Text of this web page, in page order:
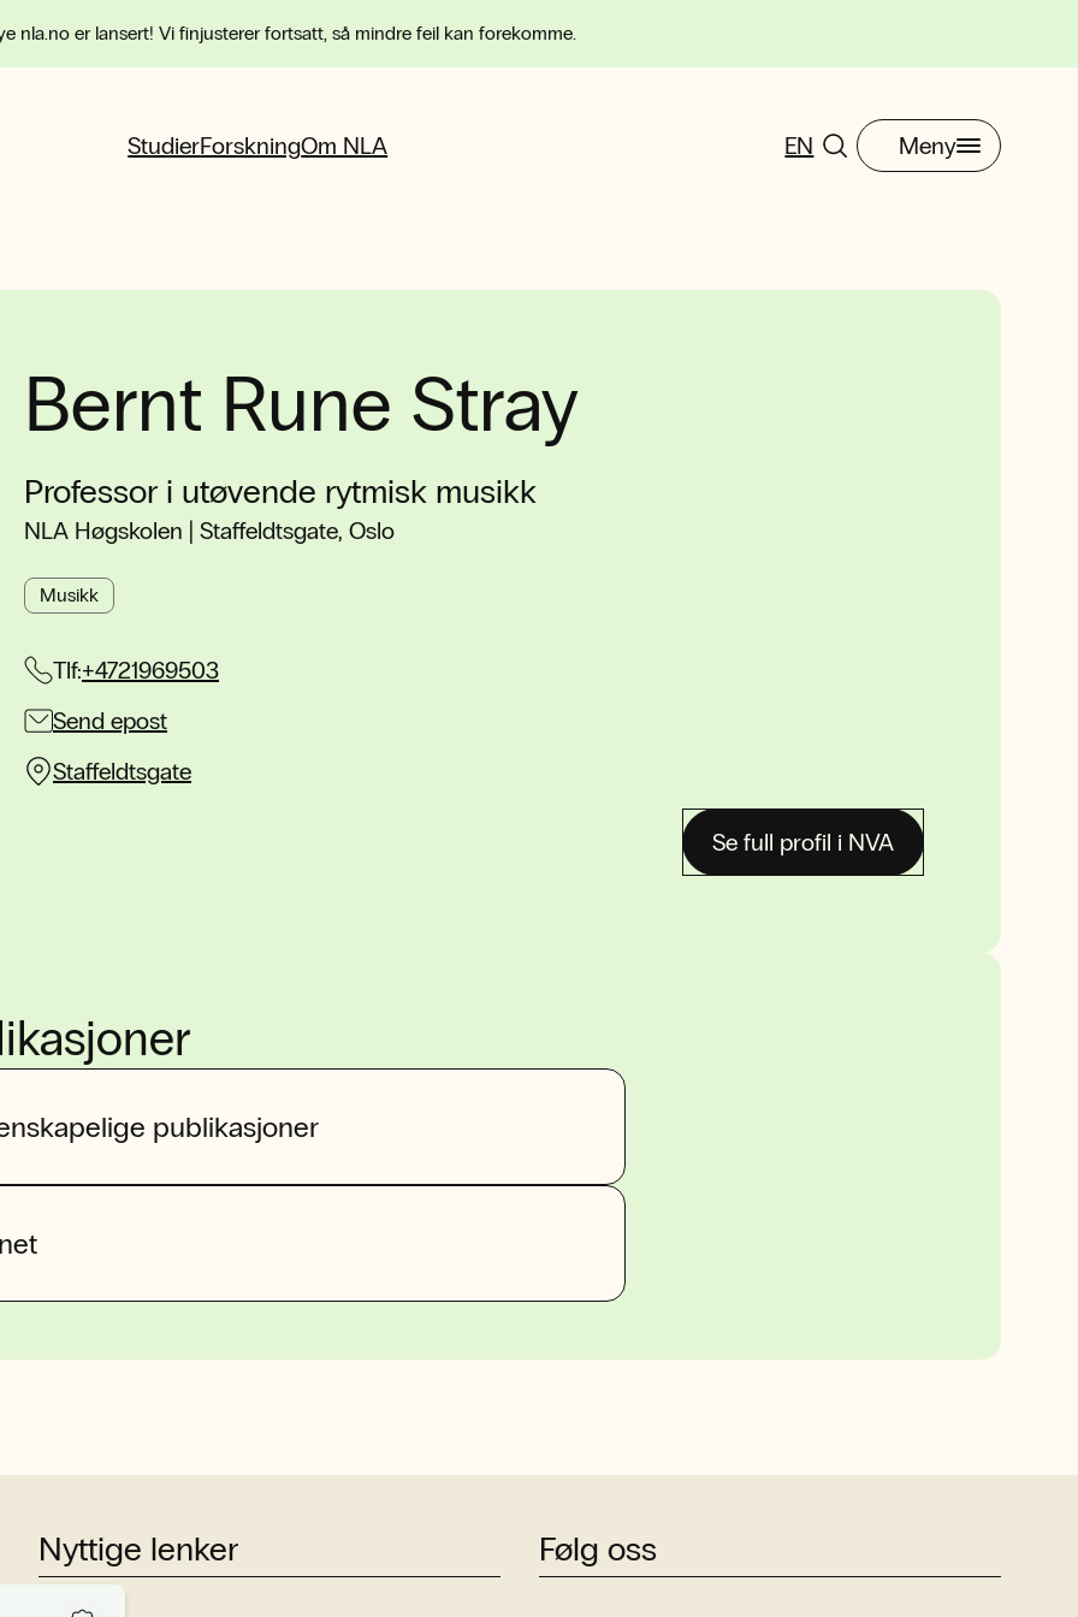
nla.no er lansert! Vi finjusterer fortsatt, så mindre feil kan forekomme.
StudierForskningOm NLA EN Meny
Bernt Rune Stray
Professor i utøvende rytmisk musikk
NLA Høgskolen | Staffeldtsgate, Oslo
Musikk
Tlf:+4721969503
Send epost
Staffeldtsgate
Se full profil i NVA
publikasjoner
Nyttige lenker Følg oss